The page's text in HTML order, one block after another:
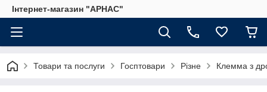
Інтернет-магазин "АРНАС"
Товари та послуги Госптовари Різне Клемма з